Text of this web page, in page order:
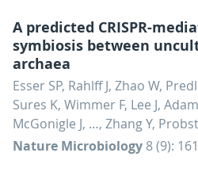
A predicted CRISPR-
symbiosis between
archaea
Esser SP, Rahlff J, Zhao W,
Sures K, Wimmer F, Lee J,
McGonigle J, …, Zhang Y,
Nature Microbiology 8 (9):